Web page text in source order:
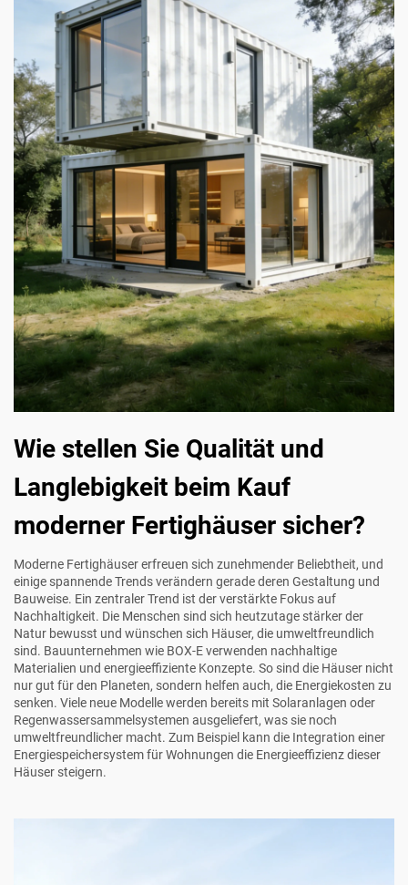
Wie stellen Sie Qualität und
Langlebigkeit beim Kauf
moderner Fertighäuser sicher?
Moderne Fertighäuser erfreuen sich zunehmender Beliebtheit, und
einige spannende Trends verändern gerade deren Gestaltung und
Bauweise. Ein zentraler Trend ist der verstärkte Fokus auf
Nachhaltigkeit. Die Menschen sind sich heutzutage stärker der
Natur bewusst und wünschen sich Häuser, die umweltfreundlich
sind. Bauunternehmen wie BOX-E verwenden nachhaltige
Materialien und energieeffiziente Konzepte. So sind die Häuser nicht
nur gut für den Planeten, sondern helfen auch, die Energiekosten zu
senken. Viele neue Modelle werden bereits mit Solaranlagen oder
Regenwassersammelsystemen ausgeliefert, was sie noch
umweltfreundlicher macht. Zum Beispiel kann die Integration einer
Energiespeichersystem für Wohnungen die Energieeffizienz dieser
Häuser steigern.